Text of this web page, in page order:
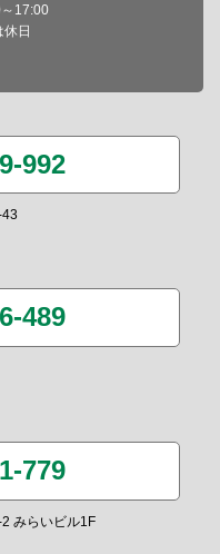
17:00
日
992
489
779
みらいビル1F